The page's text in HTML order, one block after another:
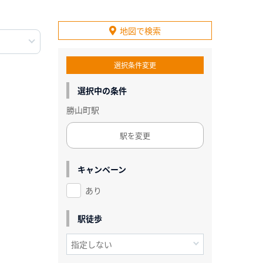
地図で検索
選択条件変更
選択中の条件
勝山町駅
駅を変更
キャンペーン
あり
駅徒歩